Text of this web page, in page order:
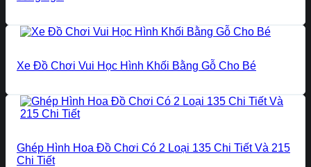
Xe Đồ Chơi Vui Học Hình Khối Bằng Gỗ Cho Bé
Ghép Hình Hoa Đồ Chơi Có 2 Loại 135 Chi Tiết Và 215
Chi Tiết